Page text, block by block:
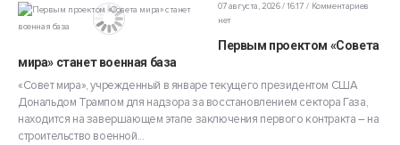
07 августа, 2026 / 16:17
Комментариев
нет
Первым проектом «Совета
мира» станет военная база
«Совет мира», учрежденный в январе текущего президентом США
Дональдом Трампом для надзора за восстановлением сектора Газа,
находится на завершающем этапе заключения первого контракта – на
строительство военной...